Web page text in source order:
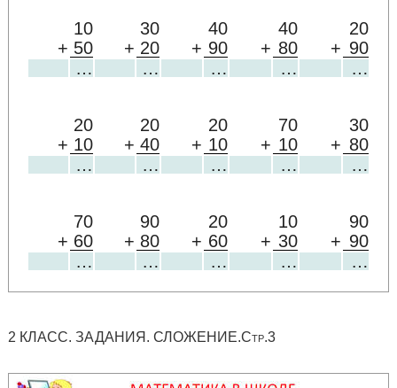
10 30 40 40
20
+ 50 + 20 + 90 + 80 + 90
…
… … … …
20 20 20 70
30
+ 10 + 40 + 10 + 10 + 80
…
… … … …
70 90 20 10
90
+ 60 + 80 + 60 + 30 + 90
…
… … … …
2 КЛАСС. ЗАДАНИЯ. СЛОЖЕНИЕ.Стр.3